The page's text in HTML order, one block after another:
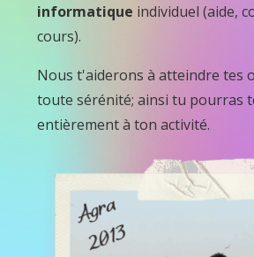
informatique individuel (aide,
cours).
Nous t'aiderons à atteindre tes
toute sérénité; ainsi tu pourras
entièrement à ton activité.